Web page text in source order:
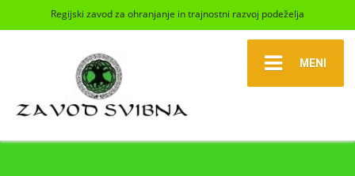
Regijski zavod za ohranjanje in trajnostni razvoj podeželja
MENI